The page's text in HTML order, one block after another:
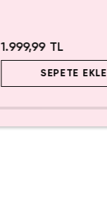
1.999,99 TL
SEPETE EKLE